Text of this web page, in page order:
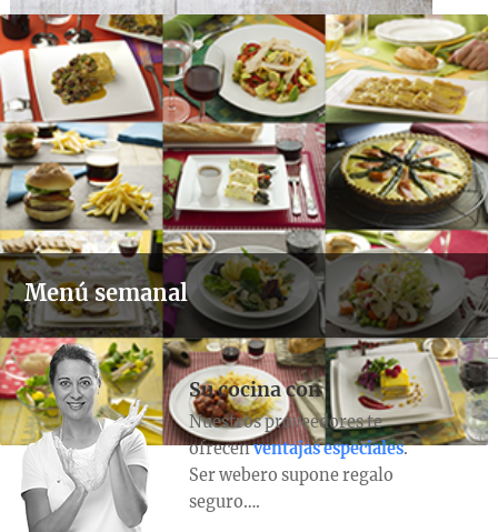
Menú semanal
Su cocina con
Nuestros proveedores te
ofrecenventajas especiales.
Ser webero supone regalo
seguro….